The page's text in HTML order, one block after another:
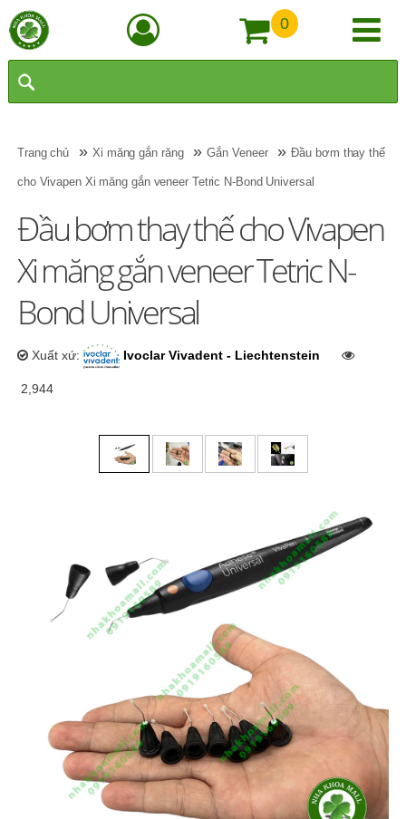
0
Trang chủ »Xi măng gắn răng »Gắn Veneer »Đầu bơm thay thế
cho Vivapen Xi măng gắn veneer Tetric N-Bond Universal
Đầu bơm thay thế cho Vivapen
Xi măng gắn veneer Tetric N-
Bond Universal
Xuất xứ: Ivoclar Vivadent - Liechtenstein
2,944